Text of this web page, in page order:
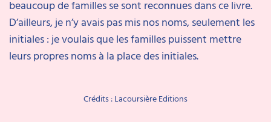
beaucoup de familles se sont reconnues dans ce livre.
D’ailleurs, je n’y avais pas mis nos noms, seulement les
initiales : je voulais que les familles puissent mettre
leurs propres noms à la place des initiales.
Crédits : Lacoursière Editions